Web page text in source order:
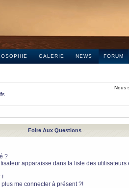
GALERIE NEWS FORUM
Nous
Foire Aux Questions
?
apparaisse dans la liste des utilisateurs
!
me connecter à présent ?!